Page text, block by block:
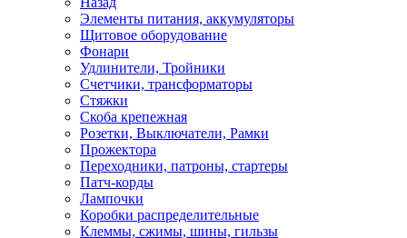
Элементы питания, аккумуляторы
Щитовое оборудование
Фонари
Удлинители, Тройники
Счетчики, трансформаторы
Стяжки
Скоба крепежная
Розетки, Выключатели, Рамки
Прожектора
Переходники, патроны, стартеры
Патч-корды
Лампочки
Коробки распределительные
Клеммы, сжимы, шины, гильзы